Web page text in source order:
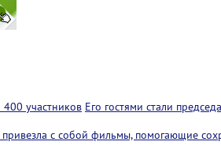
участников Его гостями стали
с собой фильмы, помогающие